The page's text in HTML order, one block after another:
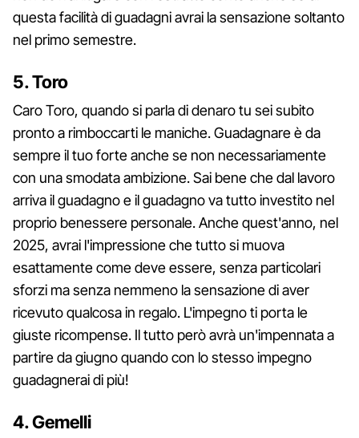
questa facilità di guadagni avrai la sensazione soltanto
nel primo semestre.
5. Toro
Caro Toro, quando si parla di denaro tu sei subito
pronto a rimboccarti le maniche. Guadagnare è da
sempre il tuo forte anche se non necessariamente
con una smodata ambizione. Sai bene che dal lavoro
arriva il guadagno e il guadagno va tutto investito nel
proprio benessere personale. Anche quest'anno, nel
2025, avrai l'impressione che tutto si muova
esattamente come deve essere, senza particolari
sforzi ma senza nemmeno la sensazione di aver
ricevuto qualcosa in regalo. L'impegno ti porta le
giuste ricompense. Il tutto però avrà un'impennata a
partire da giugno quando con lo stesso impegno
guadagnerai di più!
4. Gemelli